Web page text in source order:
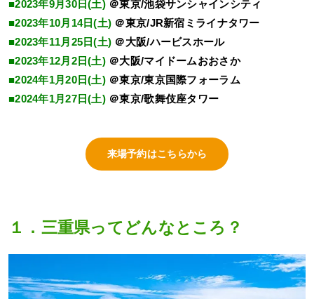
■2023年9月30日(土) ＠東京/池袋サンシャインシティ
■2023年10月14日(土) ＠東京/JR新宿ミライナタワー
■2023年11月25日(土) ＠大阪/ハービスホール
■2023年12月2日(土) ＠大阪/マイドームおおさか
■2024年1月20日(土) ＠東京/東京国際フォーラム
■2024年1月27日(土) ＠東京/歌舞伎座タワー
来場予約はこちらから
１．三重県ってどんなところ？